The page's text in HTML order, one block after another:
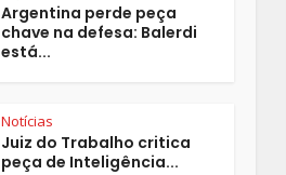
Argentina perde peça
chave na defesa: Balerdi
está...
Notícias
Juiz do Trabalho critica
peça de Inteligência...